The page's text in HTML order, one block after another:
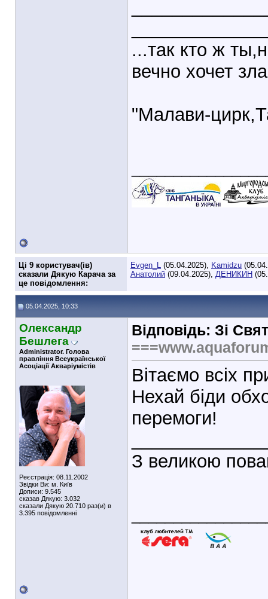
...так кто ж
вечно хочет
"Малави-
Ці 9 користувач(ів)
сказали Дякую Карача за
це повідомлення:
Evgen_L (05.04.2025), Kamidzu
Анатолий (09.04.2025), ДЕНИКИН
05.04.2025, 10:33
Олександр
Бешлега
Administrator. Голова
правління Всеукраїнської
Асоціації Акваріумістів
Реєстрація: 08.11.2002
Звідки Ви: м. Київ
Дописи: 9.545
сказав Дякую: 3.032
сказали Дякую 20.710 раз(и) в
3.395 повідомленні
Відповідь: Зі
Вітаємо всіх
Нехай біди
перемоги!
З великою